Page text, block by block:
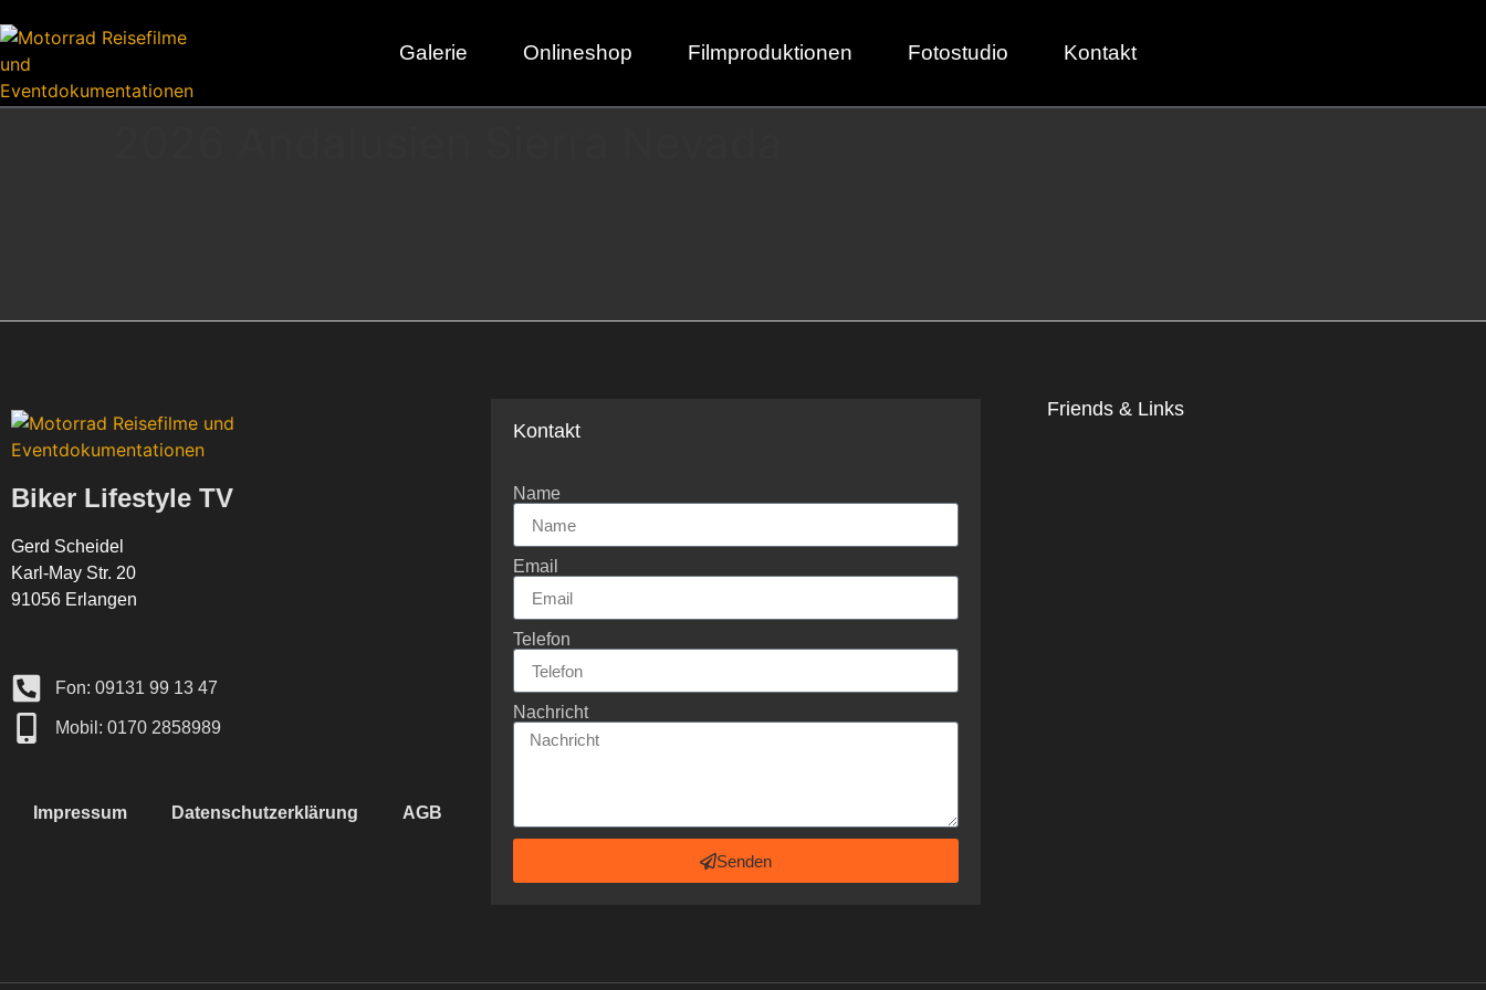
Galerie Onlineshop Filmproduktionen Fotostudio Kontakt
Biker Lifestyle TV
Gerd Scheidel
Karl-May Str. 20
91056 Erlangen
Fon: 09131 99 13 47
Mobil: 0170 2858989
Impressum Datenschutzerklärung AGB
Kontakt
Name
Email
Telefon
Nachricht
Senden
Friends & Links